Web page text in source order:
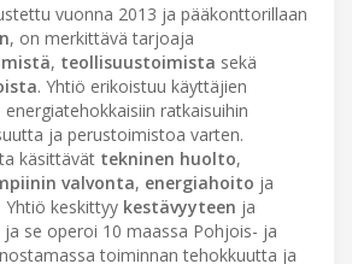
vuonna 2013 ja pääkonttorillaan
, on merkittävä tarjoaja
, teollisuustoimista sekä
. Yhtiö erikoistuu käyttäjien
ratkaisuihin
ja perustoimistoa varten.
käsittävät tekninen huolto,
valvonta, energiahoito ja
. Yhtiö keskittyy kestävyyteen ja
ja se operoi 10 maassa Pohjois- ja
toiminnan tehokkuutta ja